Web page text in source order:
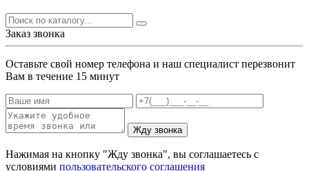
Заказ звонка
Оставьте свой номер телефона и наш специалист перезвонит
Вам в течение 15 минут
Жду звонка
Нажимая на кнопку "Жду звонка", вы соглашаетесь с
условиями пользовательского соглашения